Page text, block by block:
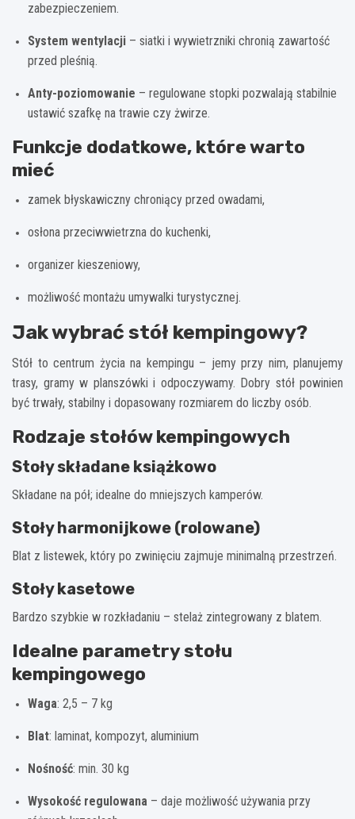
zabezpieczeniem.
System wentylacji – siatki i wywietrzniki chronią zawartość
przed pleśnią.
Anty-poziomowanie – regulowane stopki pozwalają stabilnie
ustawić szafkę na trawie czy żwirze.
Funkcje dodatkowe, które warto
mieć
zamek błyskawiczny chroniący przed owadami,
osłona przeciwwietrzna do kuchenki,
organizer kieszeniowy,
możliwość montażu umywalki turystycznej.
Jak wybrać stół kempingowy?
Stół to centrum życia na kempingu – jemy przy nim, planujemy
trasy, gramy w planszówki i odpoczywamy. Dobry stół powinien
być trwały, stabilny i dopasowany rozmiarem do liczby osób.
Rodzaje stołów kempingowych
Stoły składane książkowo
Składane na pół; idealne do mniejszych kamperów.
Stoły harmonijkowe (rolowane)
Blat z listewek, który po zwinięciu zajmuje minimalną przestrzeń.
Stoły kasetowe
Bardzo szybkie w rozkładaniu – stelaż zintegrowany z blatem.
Idealne parametry stołu
kempingowego
Waga: 2,5 – 7 kg
Blat: laminat, kompozyt, aluminium
Nośność: min. 30 kg
Wysokość regulowana – daje możliwość używania przy